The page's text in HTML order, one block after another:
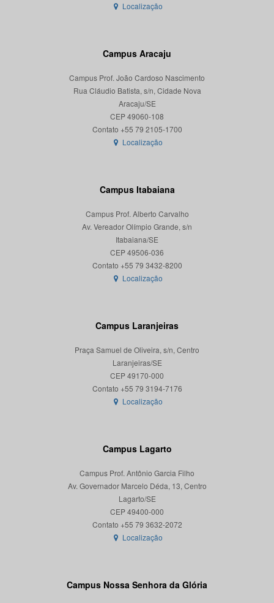
Localização
Campus Aracaju
Campus Prof. João Cardoso Nascimento
Rua Cláudio Batista, s/n, Cidade Nova
Aracaju/SE
CEP 49060-108
Localização
Campus Itabaiana
Campus Prof. Alberto Carvalho
Av. Vereador Olímpio Grande, s/n
Itabaiana/SE
CEP 49506-036
Localização
Campus Laranjeiras
Praça Samuel de Oliveira, s/n, Centro
Laranjeiras/SE
CEP 49170-000
Localização
Campus Lagarto
Campus Prof. Antônio Garcia Filho
Av. Governador Marcelo Déda, 13, Centro
Lagarto/SE
CEP 49400-000
Localização
Campus Nossa Senhora da Glória